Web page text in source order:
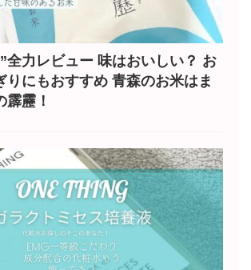
全力レビュー 味はおいしい？ お
りにもおすすめ 青森のお米はま
霹靂！